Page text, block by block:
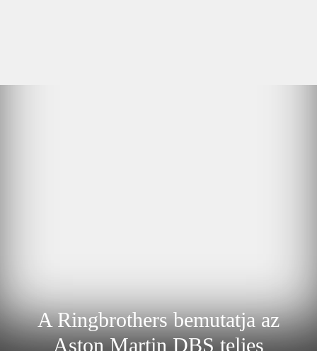
A Ringbrothers bemutatja az
Aston Martin DBS teljes